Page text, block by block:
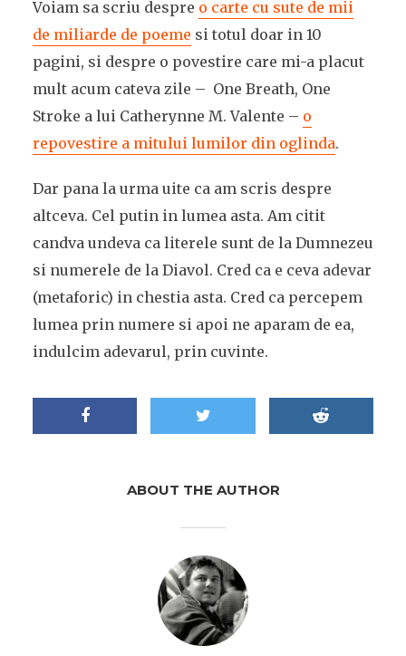
Voiam sa scriu despre o carte cu sute de mii
de miliarde de poeme si totul doar in 10
pagini, si despre o povestire care mi-a placut
mult acum cateva zile – One Breath, One
Stroke a lui Catherynne M. Valente – o
repovestire a mitului lumilor din oglinda.
Dar pana la urma uite ca am scris despre
altceva. Cel putin in lumea asta. Am citit
candva undeva ca literele sunt de la Dumnezeu
si numerele de la Diavol. Cred ca e ceva adevar
(metaforic) in chestia asta. Cred ca percepem
lumea prin numere si apoi ne aparam de ea,
indulcim adevarul, prin cuvinte.
ABOUT THE AUTHOR